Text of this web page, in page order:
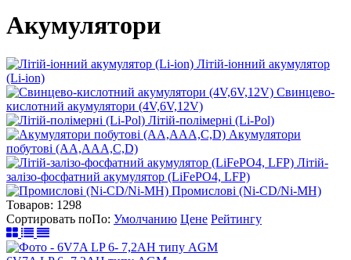
Акумулятори
Літій-іонний акумулятор
(Li-ion)
Свинцево-
кислотний акумулятори (4V,6V,12V)
Літій-полімерні (Li-Pol)
Акумулятори
побутові (AA,AAA,C,D)
Літій-
залізо-фосфатний акумулятор (LiFePO4, LFP)
Промислові (Ni-CD/Ni-MH)
Товаров: 1298
Сортировать поПо: Умолчанию Цене Рейтингу